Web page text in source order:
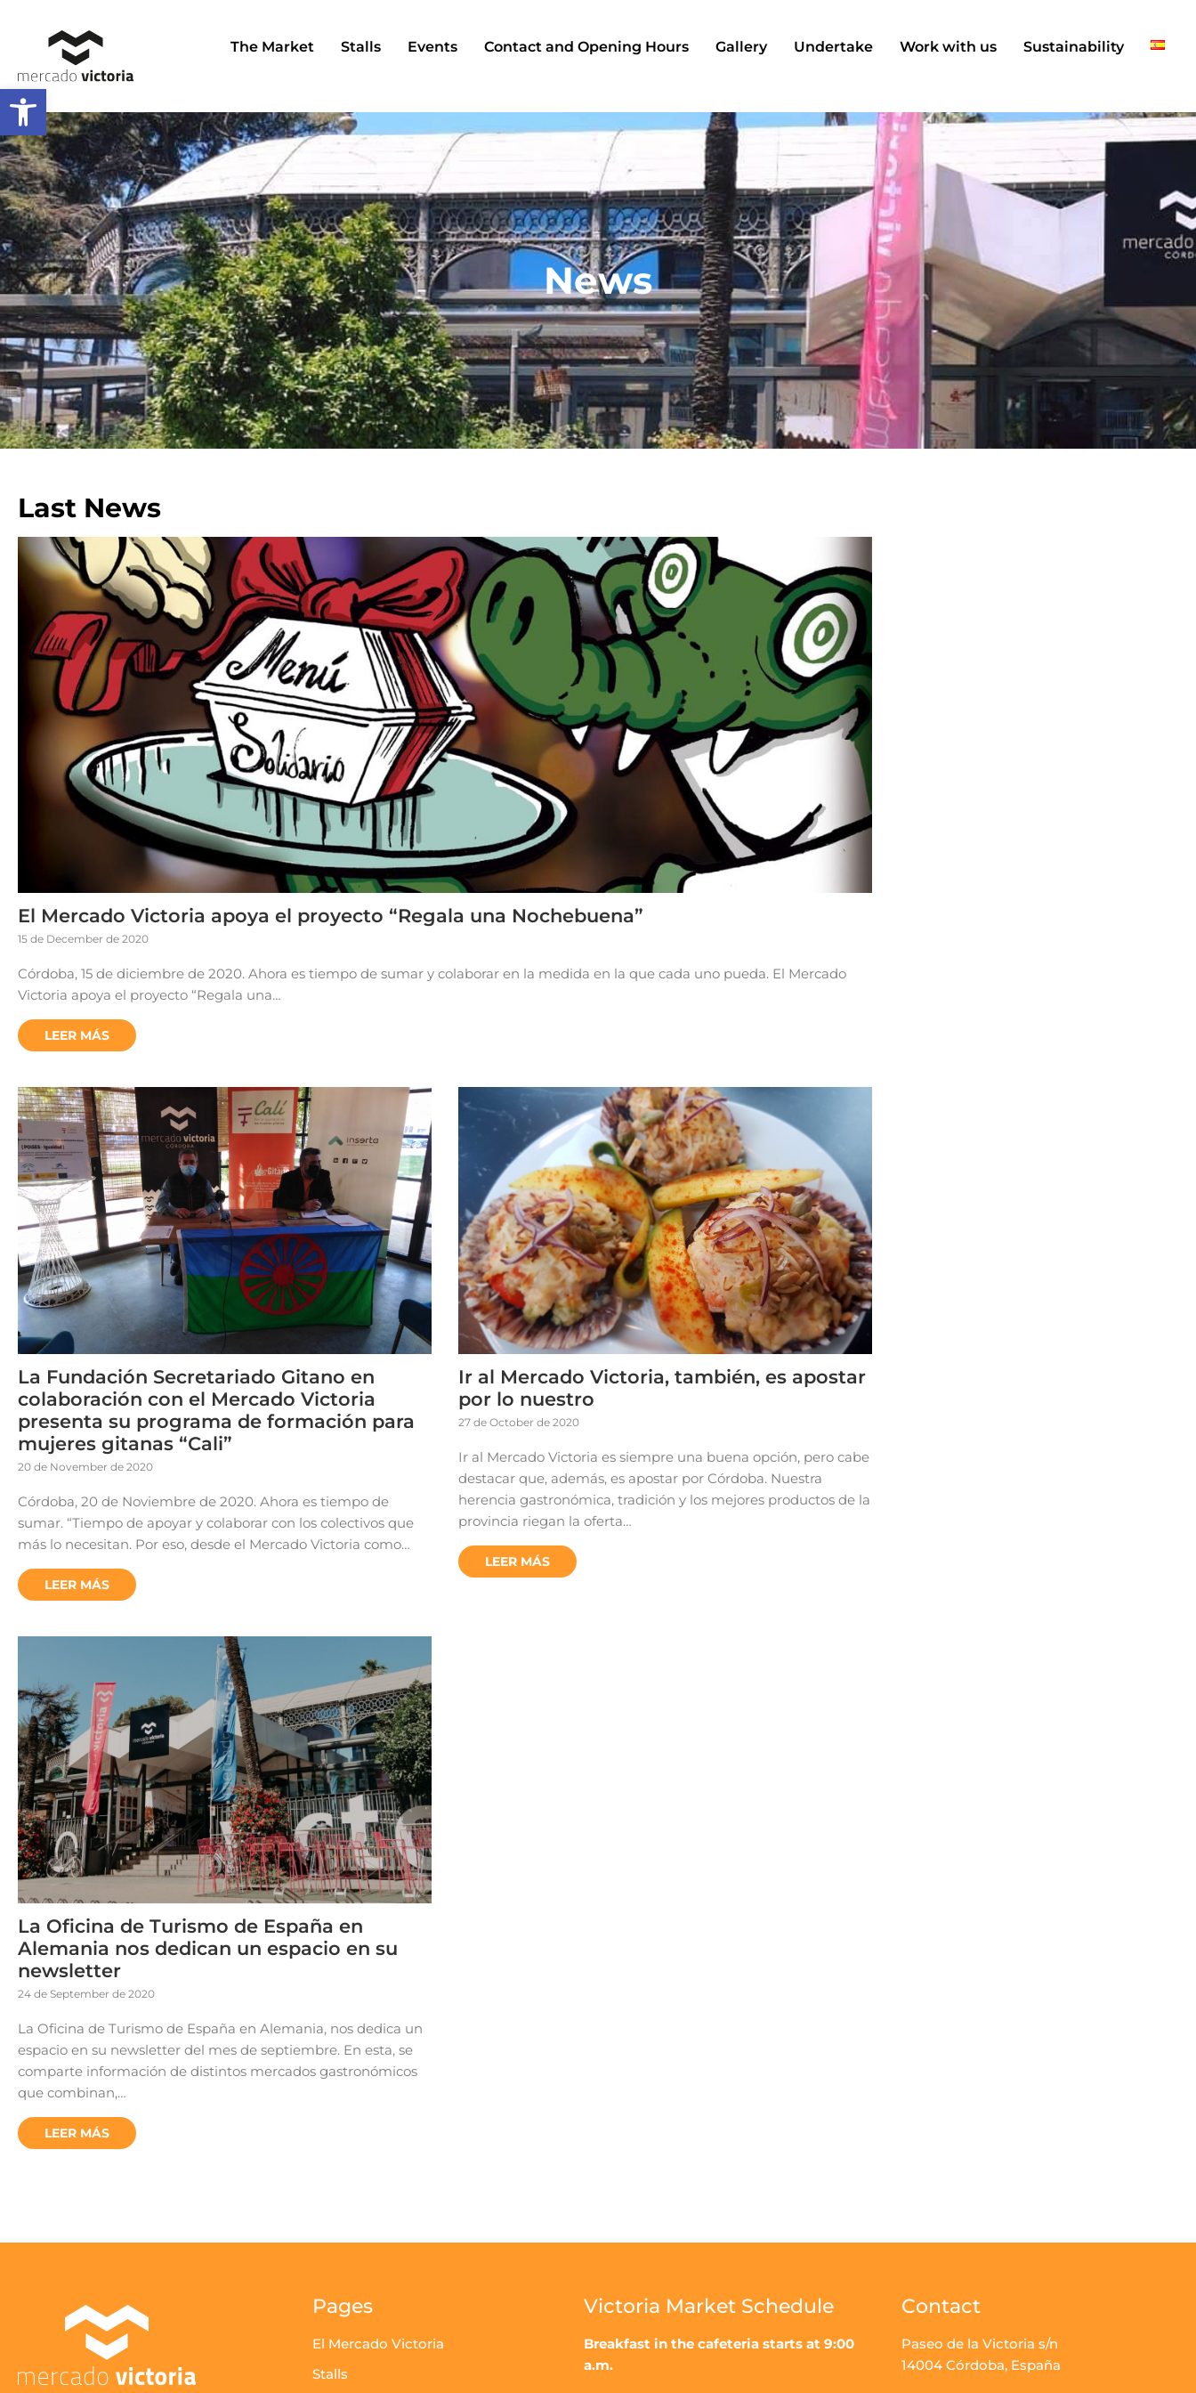
Open toolbar
content
The Market Stalls Events Contact and Opening Hours Gallery Undertake Work with us Sustainability
News
Last News
El Mercado Victoria apoya el proyecto “Regala una Nochebuena”
15 de December de 2020
Córdoba, 15 de diciembre de 2020. Ahora es tiempo de sumar y colaborar en la medida en la que cada uno pueda. El Mercado
Victoria apoya el proyecto “Regala una…
LEER MÁS
La Fundación Secretariado Gitano en
colaboración con el Mercado Victoria
presenta su programa de formación para
mujeres gitanas “Cali”
20 de November de 2020
Córdoba, 20 de Noviembre de 2020. Ahora es tiempo de
sumar. “Tiempo de apoyar y colaborar con los colectivos que
más lo necesitan. Por eso, desde el Mercado Victoria como…
LEER MÁS
Ir al Mercado Victoria, también, es apostar
por lo nuestro
27 de October de 2020
Ir al Mercado Victoria es siempre una buena opción, pero cabe
destacar que, además, es apostar por Córdoba. Nuestra
herencia gastronómica, tradición y los mejores productos de la
provincia riegan la oferta…
LEER MÁS
La Oficina de Turismo de España en
Alemania nos dedican un espacio en su
newsletter
24 de September de 2020
La Oficina de Turismo de España en Alemania, nos dedica un
espacio en su newsletter del mes de septiembre. En esta, se
comparte información de distintos mercados gastronómicos
que combinan,…
LEER MÁS
Pages
El Mercado Victoria
Stalls
Victoria Market Schedule
Breakfast in the cafeteria starts at 9:00
a.m.
Contact
Paseo de la Victoria s/n
14004 Córdoba, España